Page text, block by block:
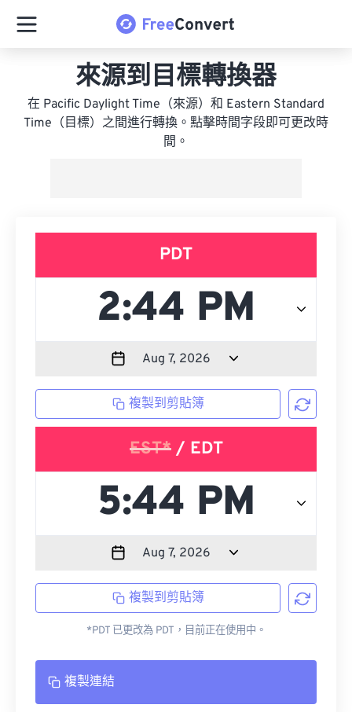
來源到目標轉換器
在 Pacific Daylight Time（來源）和 Eastern Standard
Time（目標）之間進行轉換。點擊時間字段即可更改時
間。
PDT
複製到剪貼簿
EST*/ EDT
複製到剪貼簿
*PDT 已更改為 PDT，目前正在使用中。
複製連結